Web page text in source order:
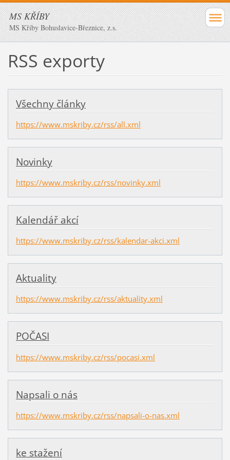
MS KŘÍBY
MS Kříby Bohuslavice-Březnice, z.s.
RSS exporty
Všechny články
https://www.mskriby.cz/rss/all.xml
Novinky
https://www.mskriby.cz/rss/novinky.xml
Kalendář akcí
https://www.mskriby.cz/rss/kalendar-akci.xml
Aktuality
https://www.mskriby.cz/rss/aktuality.xml
POČASI
https://www.mskriby.cz/rss/pocasi.xml
Napsali o nás
https://www.mskriby.cz/rss/napsali-o-nas.xml
ke stažení